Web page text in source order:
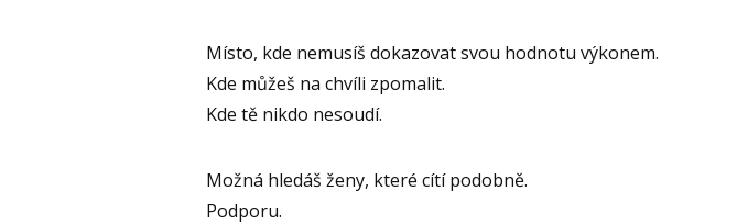
Místo, kde nemusíš dokazovat svou hodnotu výkonem.
Kde můžeš na chvíli zpomalit.
Kde tě nikdo nesoudí.
Možná hledáš ženy, které cítí podobně.
Podporu.